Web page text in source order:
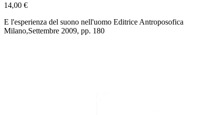
14,00 €
E l'esperienza del suono nell'uomo Editrice Antroposofica
Milano,Settembre 2009, pp. 180